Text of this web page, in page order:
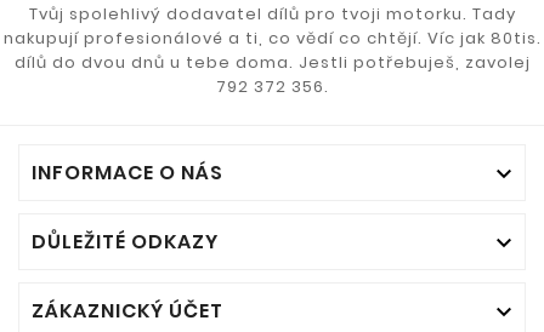
Tvůj spolehlivý dodavatel dílů pro tvoji motorku. Tady
nakupují profesionálové a ti, co vědí co chtějí. Víc jak 80tis.
dílů do dvou dnů u tebe doma. Jestli potřebuješ, zavolej
792 372 356.
INFORMACE O NÁS 
DŮLEŽITÉ ODKAZY 
ZÁKAZNICKÝ ÚČET 